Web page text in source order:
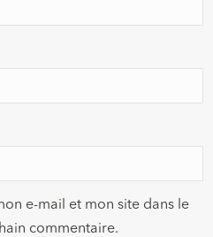
e-mail et mon site dans le
commentaire.